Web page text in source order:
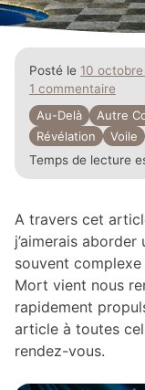
Posté le 10
1 commentaire
Au-Delà
Autre
Révélation
Voile
Temps de lecture
A travers cet
j’aimerais
souvent
Mort vient nous
rapidement
article à toutes
rendez-vous.